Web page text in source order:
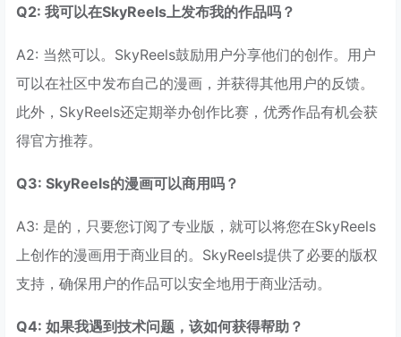
Q2: 我可以在SkyReels上发布我的作品吗？
A2: 当然可以。SkyReels鼓励用户分享他们的创作。用户
可以在社区中发布自己的漫画，并获得其他用户的反馈。
此外，SkyReels还定期举办创作比赛，优秀作品有机会获
得官方推荐。
Q3: SkyReels的漫画可以商用吗？
A3: 是的，只要您订阅了专业版，就可以将您在SkyReels
上创作的漫画用于商业目的。SkyReels提供了必要的版权
支持，确保用户的作品可以安全地用于商业活动。
Q4: 如果我遇到技术问题，该如何获得帮助？